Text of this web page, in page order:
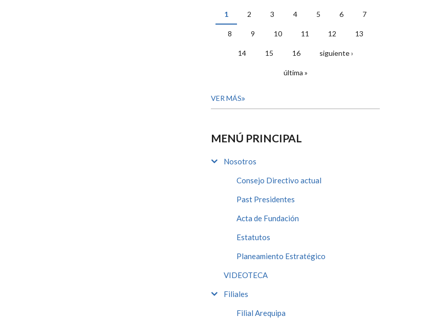
PÁGINAS
1 2 3 4 5 6 7
8 9 10 11 12 13
14 15 16 siguiente ›
última »
VER MÁS
MENÚ PRINCIPAL
Nosotros
Consejo Directivo actual
Past Presidentes
Acta de Fundación
Estatutos
Planeamiento Estratégico
VIDEOTECA
Filiales
Filial Arequipa